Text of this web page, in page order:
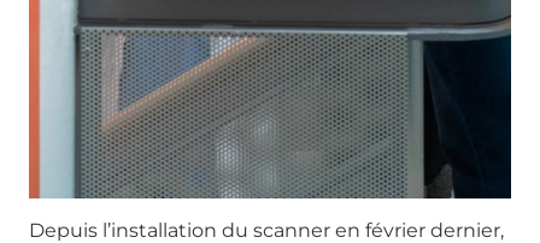
Depuis l’installation du scanner en février dernier,